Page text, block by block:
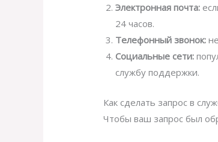
Электронная почта:
24 часов.
Телефонный звонок:
Социальные сети:
службу поддержки.
Как сделать запрос в
Чтобы ваш запрос был